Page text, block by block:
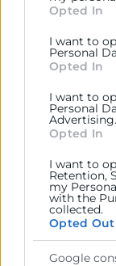
behaviour.
below
section.
Opted In
I want to
Personal
Opted In
I want to
Personal
Advertising.
Opted In
I want to
Retention,
my
with the
collected.
Opted Out
Google
Cámara
Prestar
generales
previstas
delegar las